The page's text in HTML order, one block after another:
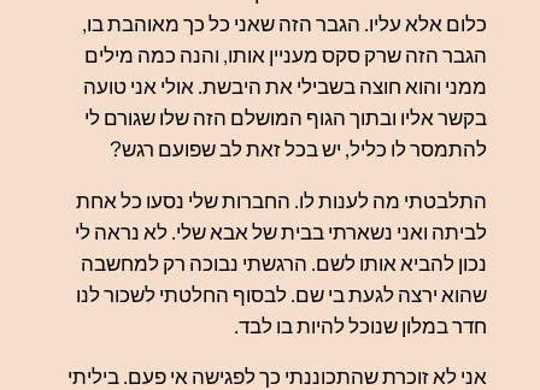
כלום אלא עליו. הגבר הזה שאני כל כך מאוהבת בו,
הגבר הזה שרק סקס מעניין אותו, והנה כמה מילים
ממני והוא חוצה בשבילי את היבשת. אולי אני טועה
בקשר אליו ובתוך הגוף המושלם הזה שלו שגורם לי
להתמסר לו כליל, יש בכל זאת לב שפועם רגש?
התלבטתי מה לענות לו. החברות שלי נסעו כל אחת
לביתה ואני נשארתי בבית של אבא שלי. לא נראה לי
נכון להביא אותו לשם. הרגשתי נבוכה רק למחשבה
שהוא ירצה לגעת בי שם. לבסוף החלטתי לשכור לנו
חדר במלון שנוכל להיות בו לבד.
אני לא זוכרת שהתכוננתי כך לפגישה אי פעם. ביליתי